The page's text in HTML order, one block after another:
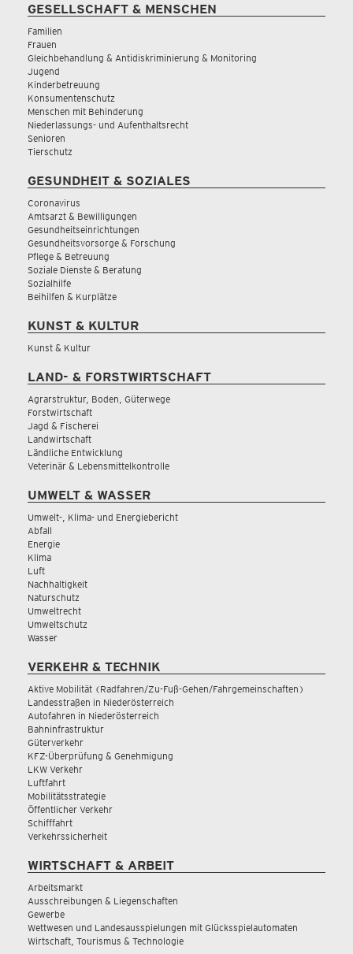
GESELLSCHAFT & MENSCHEN
Familien
Frauen
Gleichbehandlung & Antidiskriminierung & Monitoring
Jugend
Kinderbetreuung
Konsumentenschutz
Menschen mit Behinderung
Niederlassungs- und Aufenthaltsrecht
Senioren
Tierschutz
GESUNDHEIT & SOZIALES
Coronavirus
Amtsarzt & Bewilligungen
Gesundheitseinrichtungen
Gesundheitsvorsorge & Forschung
Pflege & Betreuung
Soziale Dienste & Beratung
Sozialhilfe
Beihilfen & Kurplätze
KUNST & KULTUR
Kunst & Kultur
LAND- & FORSTWIRTSCHAFT
Agrarstruktur, Boden, Güterwege
Forstwirtschaft
Jagd & Fischerei
Landwirtschaft
Ländliche Entwicklung
Veterinär & Lebensmittelkontrolle
UMWELT & WASSER
Umwelt-, Klima- und Energiebericht
Abfall
Energie
Klima
Luft
Nachhaltigkeit
Naturschutz
Umweltrecht
Umweltschutz
Wasser
VERKEHR & TECHNIK
Aktive Mobilität (Radfahren/Zu-Fuß-Gehen/Fahrgemeinschaften)
Landesstraßen in Niederösterreich
Autofahren in Niederösterreich
Bahninfrastruktur
Güterverkehr
KFZ-Überprüfung & Genehmigung
LKW Verkehr
Luftfahrt
Mobilitätsstrategie
Öffentlicher Verkehr
Schifffahrt
Verkehrssicherheit
WIRTSCHAFT & ARBEIT
Arbeitsmarkt
Ausschreibungen & Liegenschaften
Gewerbe
Wettwesen und Landesausspielungen mit Glücksspielautomaten
Wirtschaft, Tourismus & Technologie